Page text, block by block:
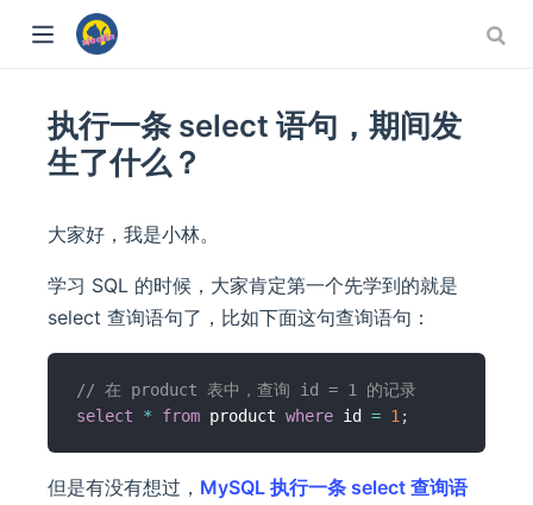
执行一条 select 语句，期间发
生了什么？
大家好，我是小林。
学习 SQL 的时候，大家肯定第一个先学到的就是
select 查询语句了，比如下面这句查询语句：
// 在 product 表中，查询 id = 1 的记录
select
* from product where id = 1 ;
但是有没有想过， MySQL 执行一条 select 查询语